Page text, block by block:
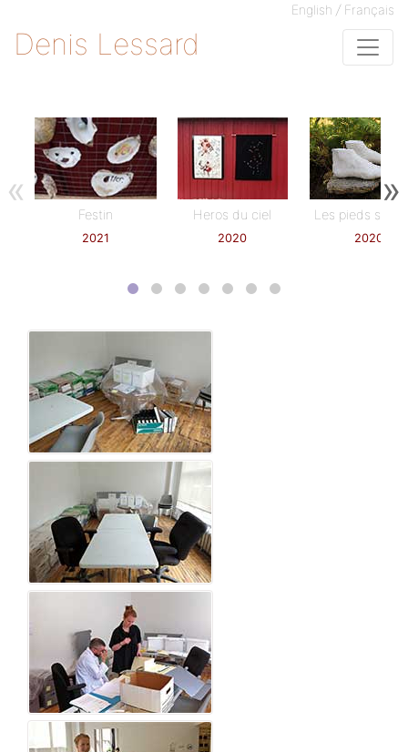
English / Français
Denis Lessard
Festin
2021
Heros du ciel
2020
Les pieds sur
2020
« »